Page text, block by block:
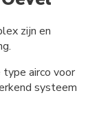
zijn en
airco voor
systeem